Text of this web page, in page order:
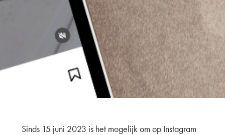
Sinds 15 juni 2023 is het mogelijk om op Instagram